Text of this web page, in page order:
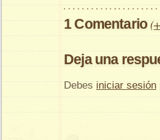
1 Comentario(
Deja una
Debes iniciar sesión